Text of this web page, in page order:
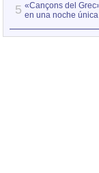
5 «Cançons del
en una noche